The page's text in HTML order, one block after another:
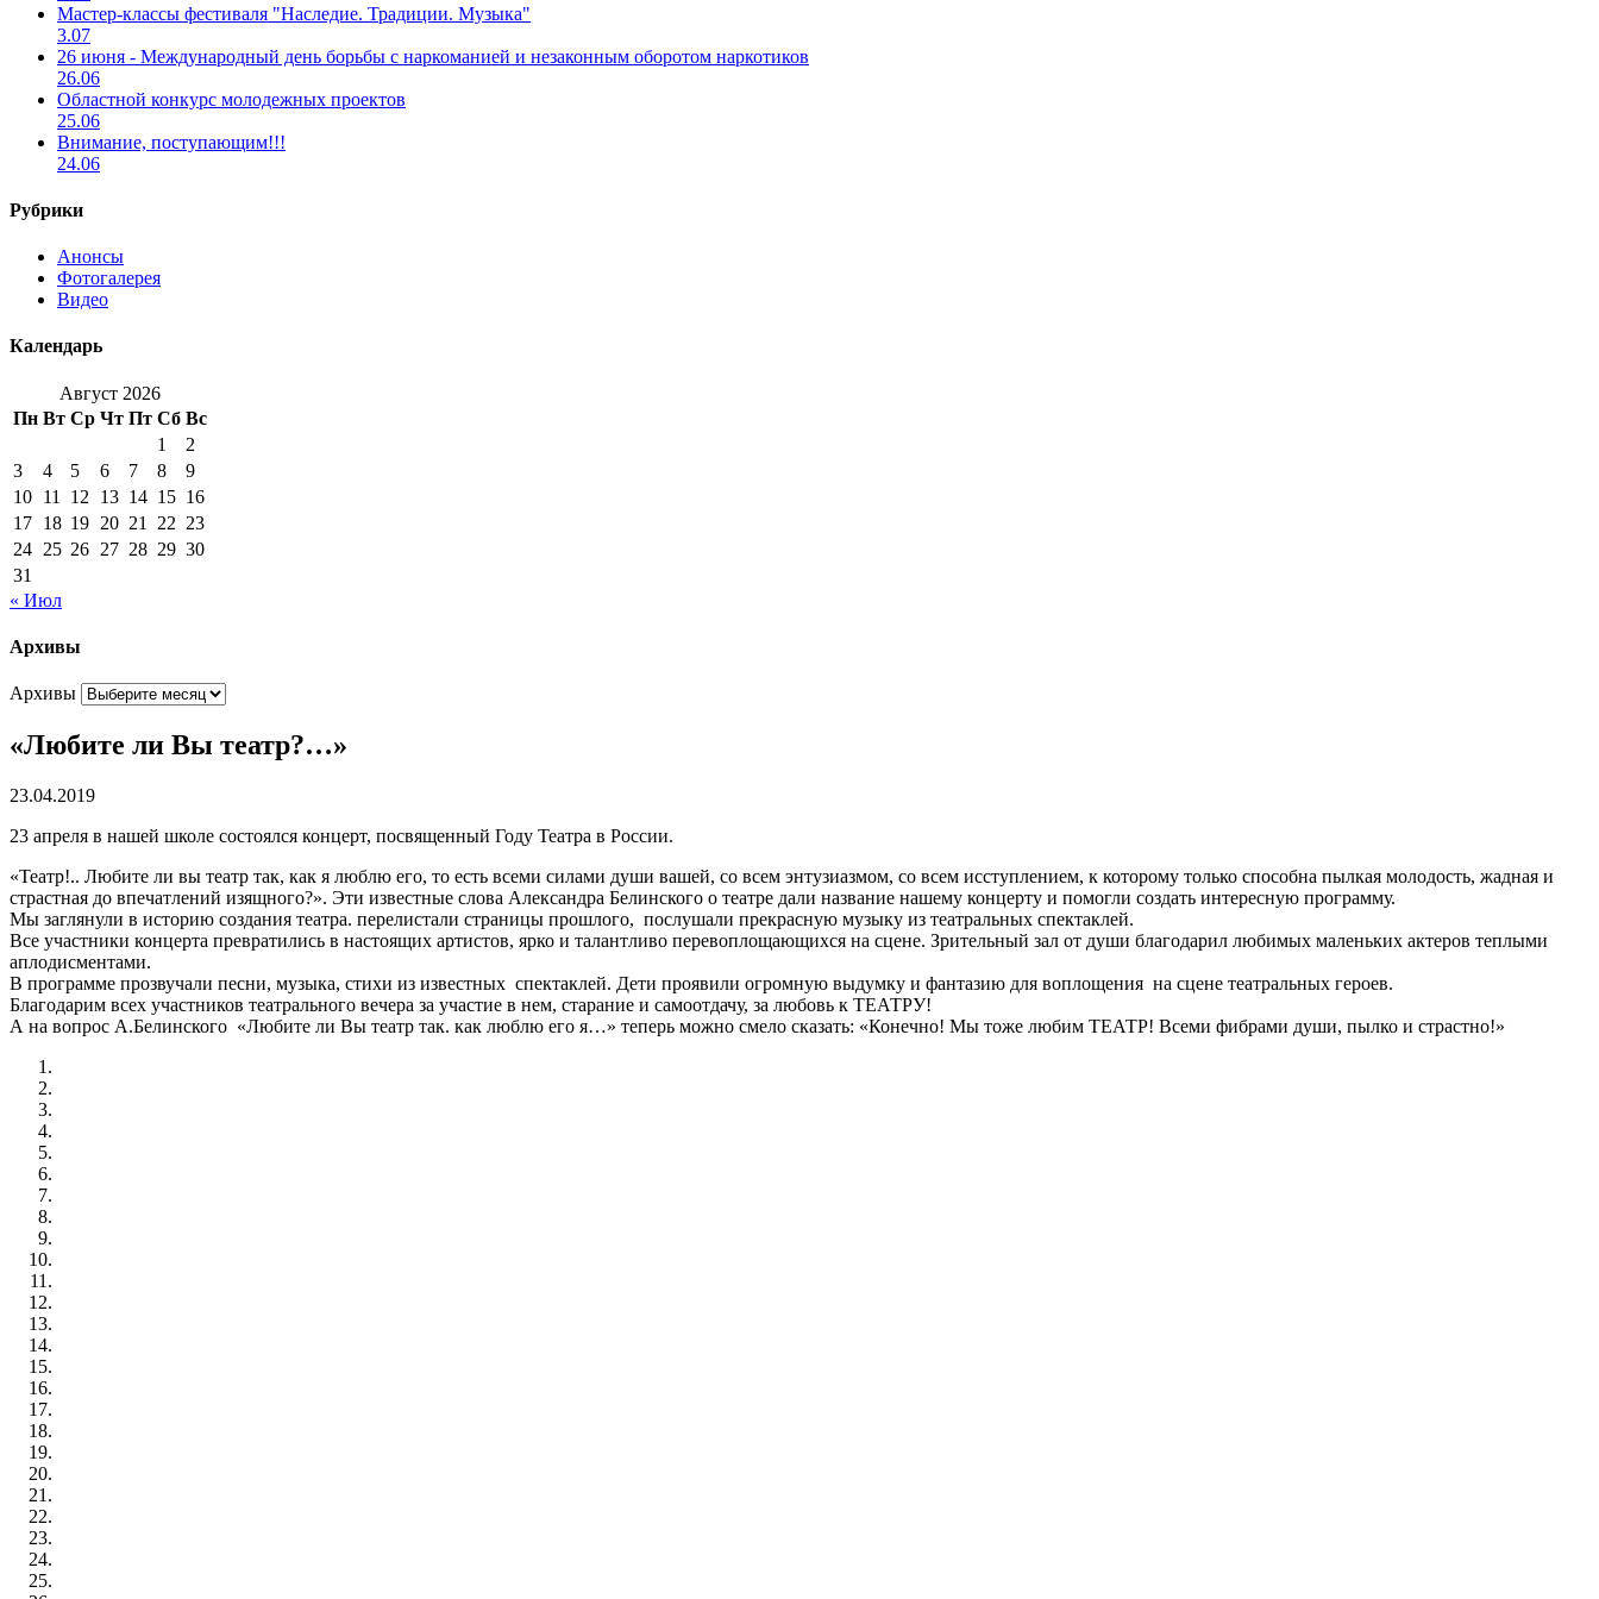
Мастер-классы фестиваля "Наследие. Традиции. Музыка"
3.07
26 июня - Международный день борьбы с наркоманией и незаконным оборотом наркотиков
26.06
Областной конкурс молодежных проектов
25.06
Внимание, поступающим!!!
24.06
Рубрики
Анонсы
Фотогалерея
Видео
Календарь
Август 2026
Пн Вт Ср Чт Пт Сб Вс
1
2
3
4 5 6 7 8
9
10 11 12 13 14 15 16
17 18 19 20 21 22 23
24 25 26 27 28 29 30
31
« Июл
Архивы
Архивы
«Любите ли Вы театр?…»
23.04.2019
23 апреля в нашей школе состоялся концерт, посвященный Году Театра в России.
«Театр!.. Любите ли вы театр так, как я люблю его, то есть всеми силами души вашей, со всем энтузиазмом, со всем исступлением, к которому только способна пылкая молодость, жадная и
страстная до впечатлений изящного?». Эти известные слова Александра Белинского о театре дали название нашему концерту и помогли создать интересную программу.
Мы заглянули в историю создания театра. перелистали страницы прошлого, послушали прекрасную музыку из театральных спектаклей.
Все участники концерта превратились в настоящих артистов, ярко и талантливо перевоплощающихся на сцене. Зрительный зал от души благодарил любимых маленьких актеров теплыми
аплодисментами.
В программе прозвучали песни, музыка, стихи из известных спектаклей. Дети проявили огромную выдумку и фантазию для воплощения на сцене театральных героев.
Благодарим всех участников театрального вечера за участие в нем, старание и самоотдачу, за любовь к ТЕАТРУ!
А на вопрос А.Белинского «Любите ли Вы театр так. как люблю его я…» теперь можно смело сказать: «Конечно! Мы тоже любим ТЕАТР! Всеми фибрами души, пылко и страстно!»